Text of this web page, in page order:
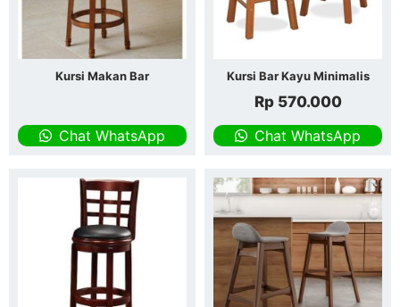
Kursi Makan Bar
Chat WhatsApp
Kursi Bar Kayu Minimalis
Rp570.000
Chat WhatsApp